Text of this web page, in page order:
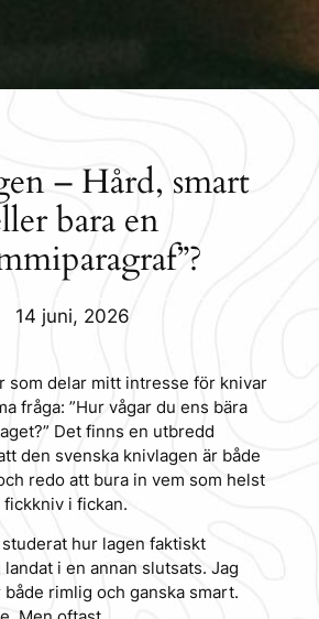
– Hård, smart
bara en
14 juni, 2026
som delar mitt intresse för knivar
fråga: ”Hur vågar du ens bära
Det finns en utbredd
den svenska knivlagen är både
redo att bura in vem som helst
i fickan.
hur lagen faktiskt
i en annan slutsats. Jag
rimlig och ganska smart.